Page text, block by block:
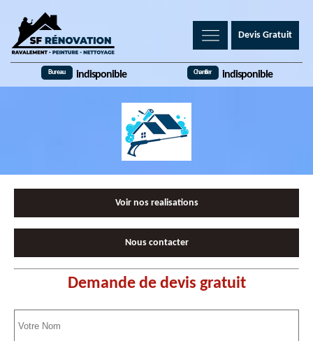
Devis Gratuit
Bureau indisponible Chantier indisponible
Voir nos realisations
Nous contacter
Demande de devis gratuit